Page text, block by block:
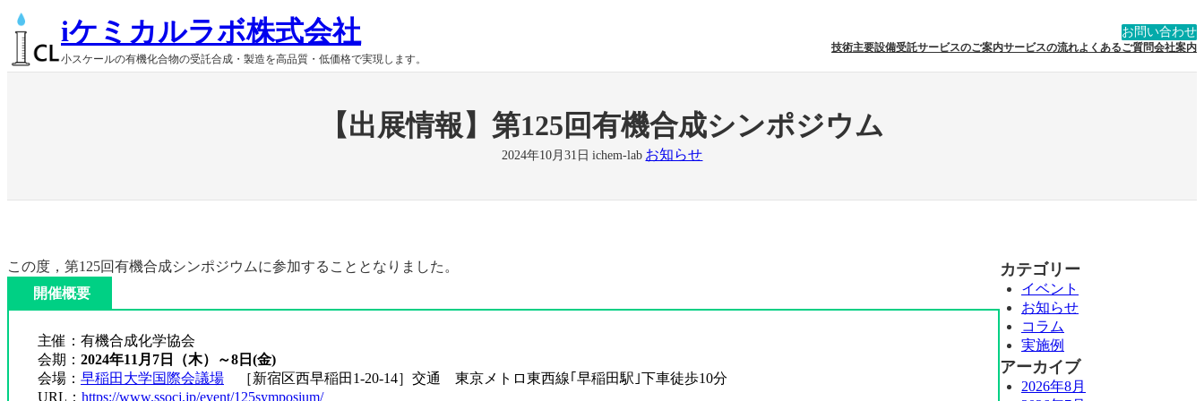
内
容
ス
iケミカルラボ株式会社
小スケールの有機化合物の受託合成・製造を高品質・低価格で実現します。
お問い合わせ
技術主要設備受託サービスのご案内サービスの流れよくあるご質問会社案内
【出展情報】第125回有機合成シンポジウム
2024年10月31日 ichem-lab お知らせ
この度，第125回有機合成シンポジウムに参加することとなりました。
開催概要
主催：有機合成化学協会
会期： 2024年11月7日（木）～8日(金)
会場： 早稲田大学国際会議場 ［新宿区西早稲田1-20-14］交通 東京メトロ東西線｢早稲田駅｣下車徒歩10分
URL： https://www.ssocj.jp/event/125symposium/
カテゴリー
イベント
お知らせ
コラム
実施例
アーカイブ
2026年8月